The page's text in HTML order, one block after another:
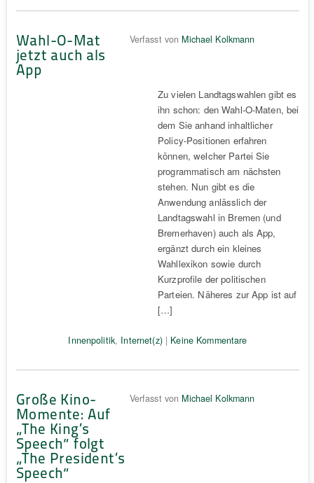
Wahl-O-Mat
jetzt auch als
App
Verfasst von Michael Kolkmann
Zu vielen Landtagswahlen gibt es
ihn schon: den Wahl-O-Maten, bei
dem Sie anhand inhaltlicher
Policy-Positionen erfahren
können, welcher Partei Sie
programmatisch am nächsten
stehen. Nun gibt es die
Anwendung anlässlich der
Landtagswahl in Bremen (und
Bremerhaven) auch als App,
ergänzt durch ein kleines
Wahllexikon sowie durch
Kurzprofile der politischen
Parteien. Näheres zur App ist auf
[…]
Innenpolitik, Internet(z)| Keine Kommentare
Große Kino-
Momente: Auf
„The King’s
Speech“ folgt
„The President’s
Speech“
Verfasst von Michael Kolkmann